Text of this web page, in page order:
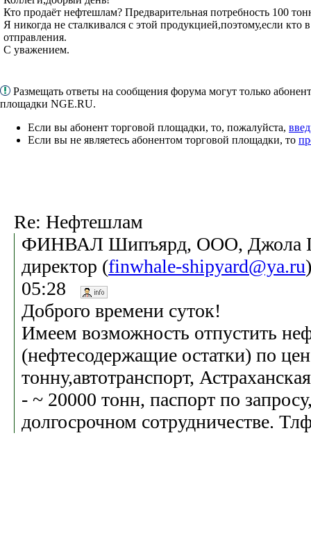
Кто продаёт нефтешлам? Предварительная потребность 100
Я никогда не сталкивался с этой продукцией,поэтому,если кто
отправления.
С уважением.
Размещать ответы на сообщения форума могут только
площадки NGE.RU.
Если вы абонент торговой площадки, то, пожалуйста,
Если вы не являетесь абонентом торговой площадки, то
Re: Нефтешлам
ФИНВАЛ Шипъярд, ООО, Джола
директор (finwhale-shipyard@ya.ru
05:28
Доброго времени суток!
Имеем возможность отпустить
(нефтесодержащие остатки) по
тонну,автотранспорт,
- ~ 20000 тонн, паспорт по
долгосрочном сотрудничестве.